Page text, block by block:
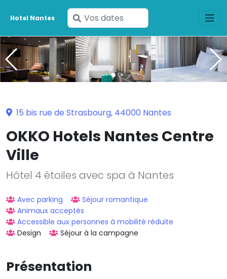
Hotel Nantes
Saisissez
vos
dates
15 bis rue de Strasbourg, 44000 Nantes
OKKO Hotels Nantes Centre
Ville
Hôtel 4 étoiles avec spa à Nantes
Avec parking
Séjour romantique
Animaux acceptés
Accessible aux personnes à mobilité réduite
Design
Séjour à la campagne
Présentation